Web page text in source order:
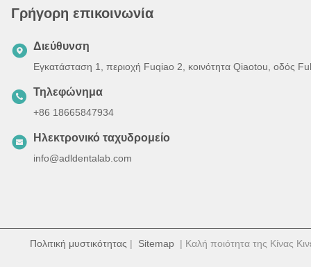
Γρήγορη επικοινωνία
Διεύθυνση
Εγκατάσταση 1, περιοχή Fuqiao 2, κοινότητα Qiaotou, οδός
Τηλεφώνημα
+86 18665847934
Ηλεκτρονικό ταχυδρομείο
info@adldentalab.com
Πολιτική μυστικότητας | Sitemap | Καλή ποιότητα της Κίνας